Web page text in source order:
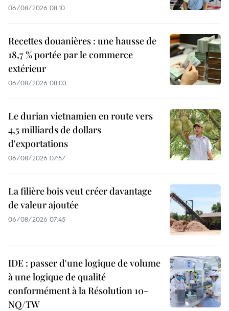
06/08/2026 08:10
Recettes douanières : une hausse de
18,7 % portée par le commerce
extérieur
06/08/2026 08:03
Le durian vietnamien en route vers
4,5 milliards de dollars
d'exportations
06/08/2026 07:57
La filière bois veut créer davantage
de valeur ajoutée
06/08/2026 07:45
IDE : passer d'une logique de volume
à une logique de qualité
conformément à la Résolution 10-
NQ/TW